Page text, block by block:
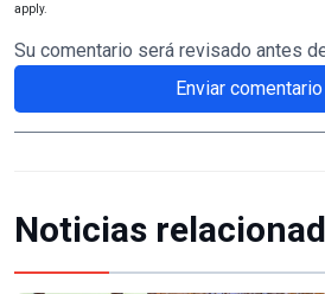
apply.
Su comentario será revisado antes
Enviar comentario
Noticias